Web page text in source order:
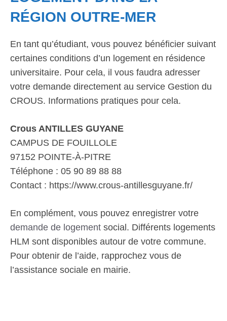
RÉGION OUTRE-MER
En tant qu’étudiant, vous pouvez bénéficier suivant
certaines conditions d’un logement en résidence
universitaire. Pour cela, il vous faudra adresser
votre demande directement au service Gestion du
CROUS. Informations pratiques pour cela.
Crous ANTILLES GUYANE
CAMPUS DE FOUILLOLE
97152 POINTE-À-PITRE
Téléphone : 05 90 89 88 88
Contact : https://www.crous-antillesguyane.fr/
En complément, vous pouvez enregistrer votre
demande de logement social. Différents logements
HLM sont disponibles autour de votre commune.
Pour obtenir de l’aide, rapprochez vous de
l’assistance sociale en mairie.